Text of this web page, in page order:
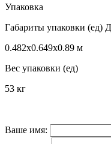
Упаковка
Габариты упаковки (ед)
0.482x0.649x0.89 м
Вес упаковки (ед)
53 кг
Ваше имя: